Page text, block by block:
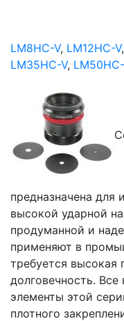
LM8HC-V, LM12HC-V,
LM35HC-V,
предназначена для
высокой ударной
продуманной и
применяют в
требуется высокая
долговечность. Все
элементы этой
плотного